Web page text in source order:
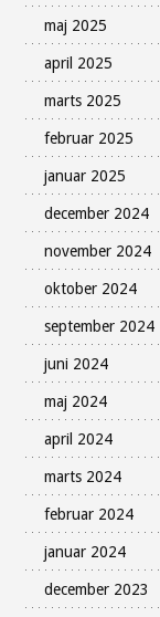
maj 2025
april 2025
marts 2025
februar 2025
januar 2025
december 2024
november 2024
oktober 2024
september 2024
juni 2024
maj 2024
april 2024
marts 2024
februar 2024
januar 2024
december 2023